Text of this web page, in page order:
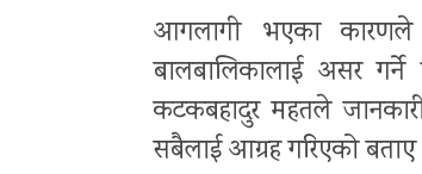
आगलागी भएका कारणले
बालबालिकालाई असर
कटकबहादुर महतले
सबैलाई आग्रह गरिएको बताए